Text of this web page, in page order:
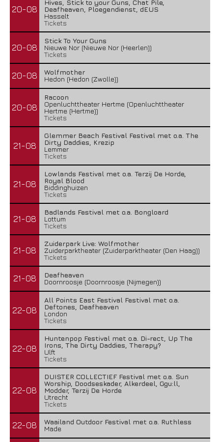
20-08
Hives, Stick to your Guns, Chat Pile,
Deafheaven, Ploegendienst, dEUS
Hasselt
Tickets
20-08
Stick To Your Guns
Nieuwe Nor (Nieuwe Nor (Heerlen))
Tickets
20-08
Wolfmother
Hedon (Hedon (Zwolle))
20-08
Racoon
Openluchttheater Hertme (Openluchttheater
Hertme (Hertme))
Tickets
21-08
Glemmer Beach Festival Festival met o.a. The
Dirty Daddies, Krezip
Lemmer
Tickets
21-08
Lowlands Festival met o.a. Terzij De Horde,
Royal Blood
Biddinghuizen
Tickets
21-08
Badlands Festival met o.a. Bongloard
Lottum
Tickets
21-08
Zuiderpark Live: Wolfmother
Zuiderparktheater (Zuiderparktheater (Den Haag))
Tickets
21-08
Deafheaven
Doornroosje (Doornroosje (Nijmegen))
22-08
All Points East Festival Festival met o.a.
Deftones, Deafheaven
London
Tickets
22-08
Huntenpop Festival met o.a. Di-rect, Up The
Irons, The Dirty Daddies, Therapy?
Ulft
Tickets
22-08
DUISTER COLLECTIEF Festival met o.a. Sun
Worship, Doodseskader, Alkerdeel, Ggu:ll,
Modder, Terzij De Horde
Utrecht
Tickets
22-08
Waailand Outdoor Festival met o.a. Ruthless
Made